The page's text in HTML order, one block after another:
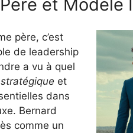
et Modèle
père, c’est
de leadership
a vu à quel
et
dans
Bernard
comme un